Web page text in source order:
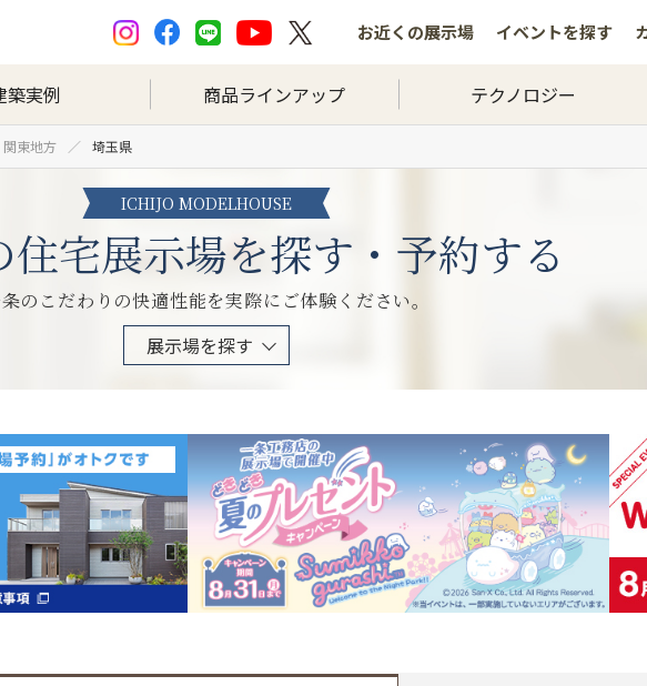
お近くの展示場 イベントを探す
築実例 商品ラインアップ テクノロジー
関東地方 埼玉県
ICHIJO MODELHOUSE
住宅展示場を探す・予約する
のこだわりの快適性能を実際にご体験ください。
展示場を探す